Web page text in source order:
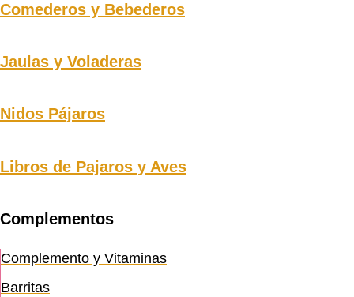
Comederos y Bebederos
Jaulas y Voladeras
Nidos Pájaros
Libros de Pajaros y Aves
Complementos
Complemento y Vitaminas
Barritas